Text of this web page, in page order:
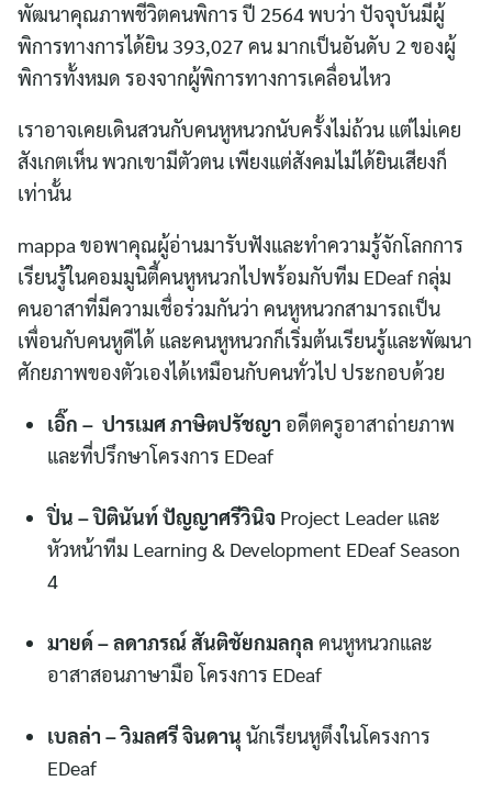
พัฒนาคุณภาพชีวิตคนพิการ ปี 2564 พบว่า ปัจจุบันมีผู้
พิการทางการได้ยิน 393,027 คน มากเป็นอันดับ 2 ของผู้
พิการทั้งหมด รองจากผู้พิการทางการเคลื่อนไหว
เราอาจเคยเดินสวนกับคนหูหนวกนับครั้งไม่ถ้วน แต่ไม่เคย
สังเกตเห็น พวกเขามีตัวตน เพียงแต่สังคมไม่ได้ยินเสียงก็
เท่านั้น
mappa ขอพาคุณผู้อ่านมารับฟังและทำความรู้จักโลกการ
เรียนรู้ในคอมมูนิตี้คนหูหนวกไปพร้อมกับทีม EDeaf กลุ่ม
คนอาสาที่มีความเชื่อร่วมกันว่า คนหูหนวกสามารถเป็น
เพื่อนกับคนหูดีได้ และคนหูหนวกก็เริ่มต้นเรียนรู้และพัฒนา
ศักยภาพของตัวเองได้เหมือนกับคนทั่วไป ประกอบด้วย
เอิ๊ก – ปารเมศ ภาษิตปรัชญา อดีตครูอาสาถ่ายภาพ
และที่ปรึกษาโครงการ EDeaf
ปิ่น – ปิตินันท์ ปัญญาศรีวินิจ Project Leader และ
หัวหน้าทีม Learning & Development EDeaf Season
4
มายด์ – ลดาภรณ์ สันติชัยกมลกุล คนหูหนวกและ
อาสาสอนภาษามือ โครงการ EDeaf
เบลล่า – วิมลศรี จินดานุ นักเรียนหูตึงในโครงการ
EDeaf